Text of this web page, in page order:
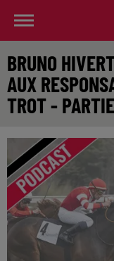
BRUNO
AUX
TROT -